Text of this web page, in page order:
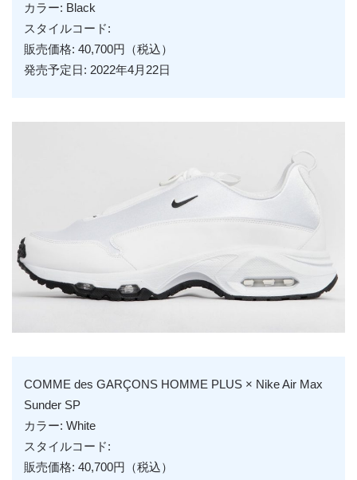
カラー: Black
スタイルコード:
販売価格: 40,700円（税込）
発売予定日: 2022年4月22日
COMME des GARÇONS HOMME PLUS × Nike Air Max
Sunder SP
カラー: White
スタイルコード:
販売価格: 40,700円（税込）